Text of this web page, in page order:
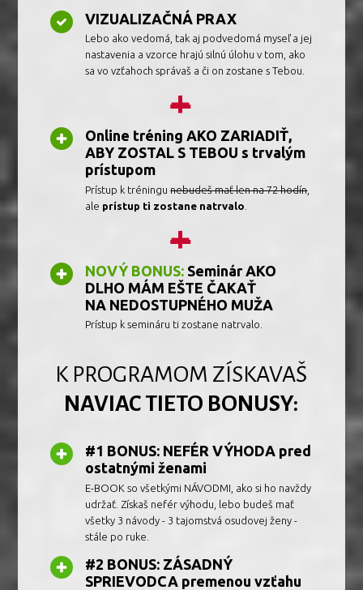
VIZUALIZAČNÁ PRAX
Lebo ako vedomá, tak aj podvedomá myseľ a jej
nastavenia a vzorce hrajú silnú úlohu v tom, ako
sa vo vzťahoch správaš a či on zostane s Tebou.
+
Online tréning AKO ZARIADIŤ,
ABY ZOSTAL S TEBOU s trvalým
prístupom
Prístup k tréningunebudeš mať len na 72 hodín,
ale prístup ti zostane natrvalo
+
NOVÝ BONUS: Seminár AKO
DLHO MÁM EŠTE ČAKAŤ
NA NEDOSTUPNÉHO MUŽA
Prístup k semináru ti zostane natrvalo.
K PROGRAMOM ZÍSKAVAŠ
NAVIAC TIETO BONUSY:
#1 BONUS: NEFÉR VÝHODA pred
ostatnými ženami
E-BOOK so všetkými NÁVODMI, ako si ho navždy
udržať. Získaš nefér výhodu, lebo budeš mať
všetky 3 návody - 3 tajomstvá osudovej ženy -
stále po ruke.
#2 BONUS: ZÁSADNÝ
SPRIEVODCA premenou vzťahu